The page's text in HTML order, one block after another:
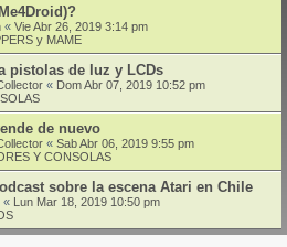
« Vie Abr 26, 2019 3:14 pm
y MAME
pistolas de luz y LCDs
« Dom Abr 07, 2019 10:52 pm
de nuevo
« Sab Abr 06, 2019 9:55 pm
Y CONSOLAS
sobre la escena Atari en Chile
« Lun Mar 18, 2019 10:50 pm